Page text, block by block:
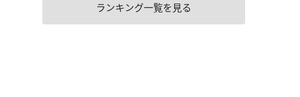
ランキング一覧を見る